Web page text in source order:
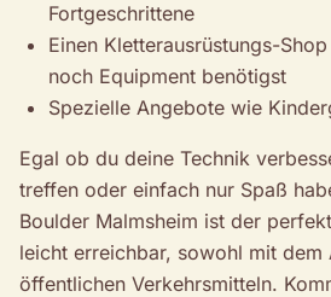
Fortgeschrittene
Einen Kletterausrüstungs-
noch Equipment benötigst
Spezielle Angebote wie
Egal ob du deine Technik
treffen oder einfach nur Spaß
Boulder Malmsheim ist der
leicht erreichbar, sowohl mit dem
öffentlichen Verkehrsmitteln.